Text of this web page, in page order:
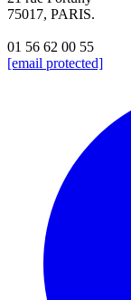
75017, PARIS.
01 56 62 00 55
[email protected]